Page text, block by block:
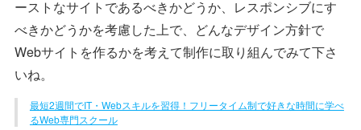
ーストなサイトであるべきかどうか、レスポンシブにす
べきかどうかを考慮した上で、どんなデザイン方針で
Webサイトを作るかを考えて制作に取り組んでみて下さ
いね。
最短2週間でIT・Webスキルを習得！フリータイム制で好きな時間に学べ
るWeb専門スクール